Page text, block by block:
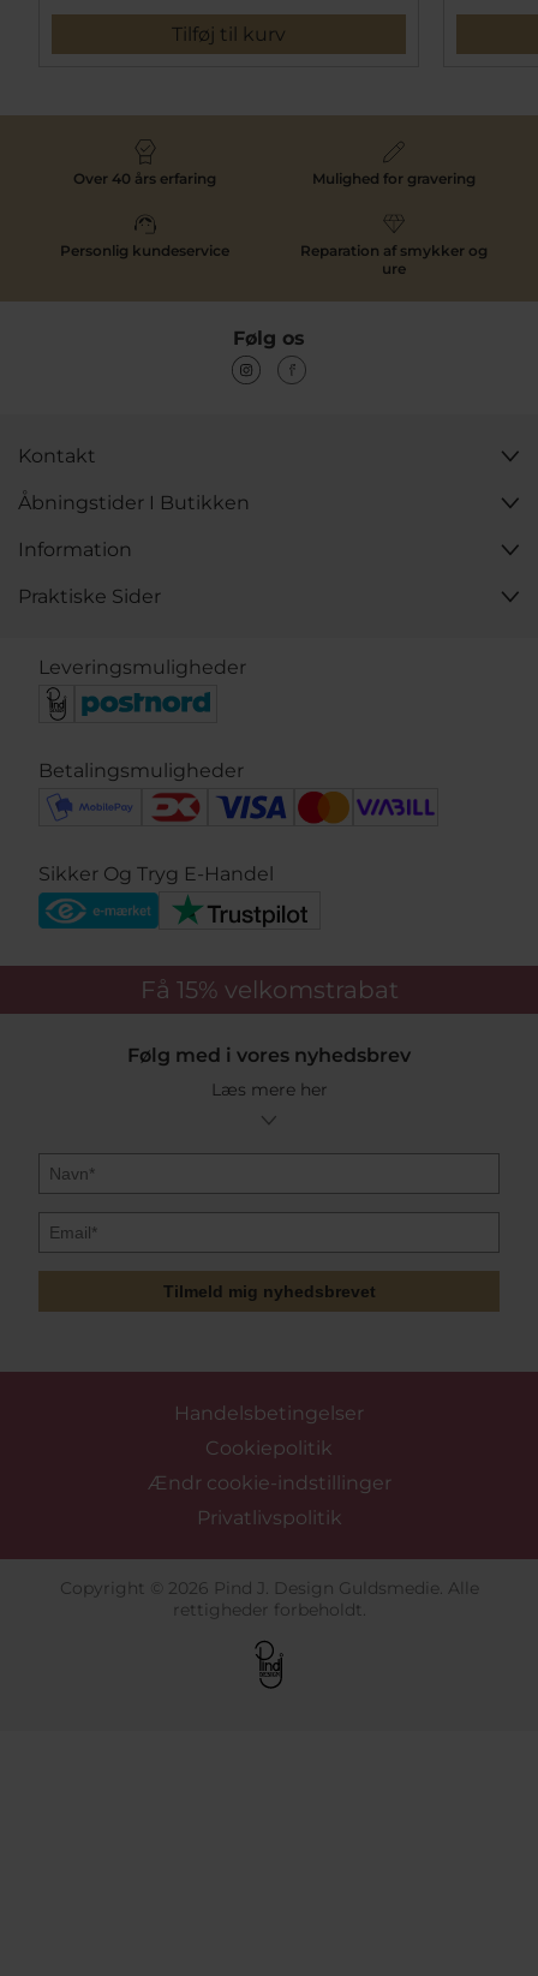
Tilføj til kurv
Over 40 års erfaring Mulighed for gravering
Personlig kundeservice
Reparation af smykker og
ure
Følg os
Kontakt
Åbningstider I Butikken
Information
Praktiske Sider
Leveringsmuligheder
Betalingsmuligheder
Sikker Og Tryg E-Handel
Få 15% velkomstrabat
Følg med i vores nyhedsbrev
Læs mere her
Tilmeld mig nyhedsbrevet
Handelsbetingelser
Cookiepolitik
Ændr cookie-indstillinger
Privatlivspolitik
Copyright © 2026 Pind J. Design Guldsmedie. Alle
rettigheder forbeholdt.